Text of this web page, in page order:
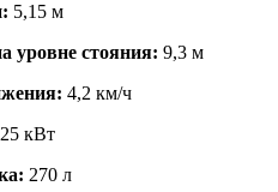
5,15 м
уровне стояния: 9,3 м
4,2 км/ч
кВт
270 л